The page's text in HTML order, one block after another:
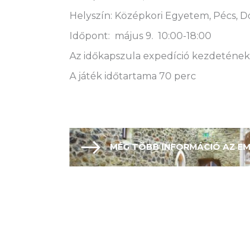
Helyszín: Középkori Egyetem, Pécs,
Időpont: május 9. 10:00-18:00
Az időkapszula expedíció kezdetének
A játék időtartama 70 perc
MÉG TÖBB INFORMÁCIÓ AZ